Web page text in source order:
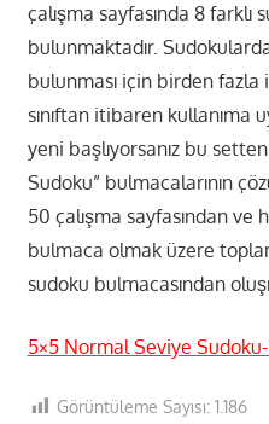
çalışma sayfasında 8 farklı
bulunmaktadır.
bulunması için birden fazla
sınıftan itibaren kullanıma
yeni başlıyorsanız bu
Sudoku” bulmacalarının
50 çalışma sayfasından ve
bulmaca olmak üzere
sudoku bulmacasından
5×5 Normal Seviye
Görüntüleme Sayısı: 1.186